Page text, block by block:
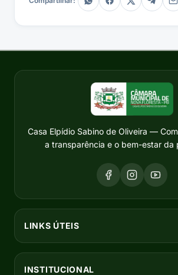
Casa Elpídio Sabino de Oliveira —
a transparência e o bem-estar da
LINKS ÚTEIS
INSTITUCIONAL